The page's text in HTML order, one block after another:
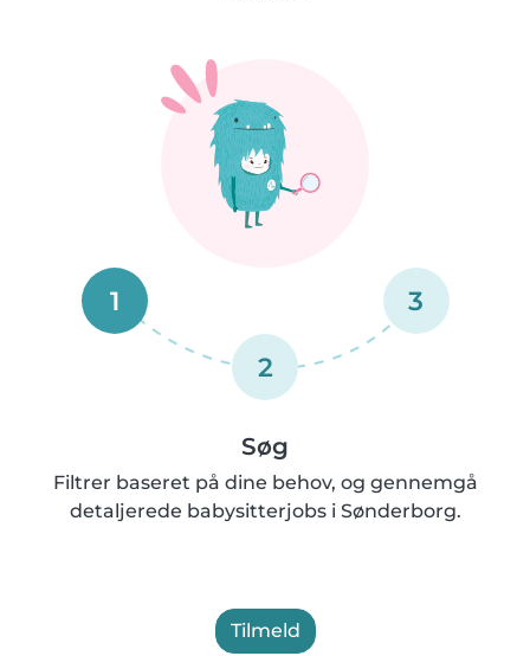
1
2
3
Søg
Filtrer baseret på dine behov, og gennemgå
detaljerede babysitterjobs i Sønderborg.
Tilmeld